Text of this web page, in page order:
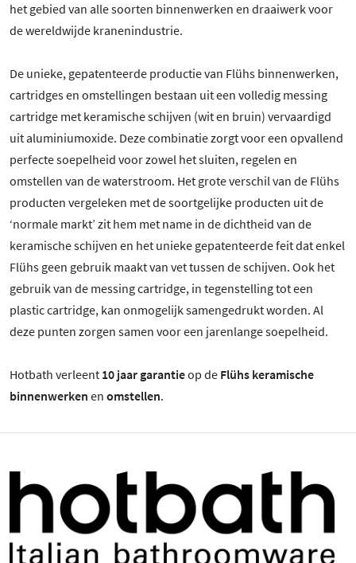
het gebied van alle soorten binnenwerken en draaiwerk voor
de wereldwijde kranenindustrie.
De unieke, gepatenteerde productie van Flühs binnenwerken,
cartridges en omstellingen bestaan uit een volledig messing
cartridge met keramische schijven (wit en bruin) vervaardigd
uit aluminiumoxide. Deze combinatie zorgt voor een opvallend
perfecte soepelheid voor zowel het sluiten, regelen en
omstellen van de waterstroom. Het grote verschil van de Flühs
producten vergeleken met de soortgelijke producten uit de
‘normale markt’ zit hem met name in de dichtheid van de
keramische schijven en het unieke gepatenteerde feit dat enkel
Flühs geen gebruik maakt van vet tussen de schijven. Ook het
gebruik van de messing cartridge, in tegenstelling tot een
plastic cartridge, kan onmogelijk samengedrukt worden. Al
deze punten zorgen samen voor een jarenlange soepelheid.
Hotbath verleent 10 jaar garantieop de Flühs keramische
binnenwerken en omstellen.